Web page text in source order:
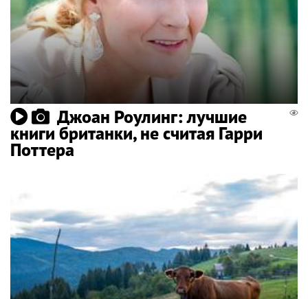
Джоан Роулинг: лучшие
книги британки, не считая Гарри
Поттера